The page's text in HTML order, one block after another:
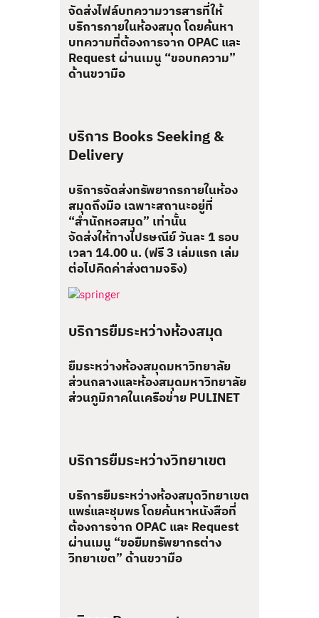
จัดส่งไฟล์บทความวารสารที่ให้
บริการภายในห้องสมุด โดยค้นหา
บทความที่ต้องการจาก OPAC และ
Request ผ่านเมนู “ขอบทความ”
ด้านขวามือ
บริการ Books Seeking &
Delivery
บริการจัดส่งทรัพยากรภายในห้อง
สมุดถึงมือ เฉพาะสถานะอยู่ที่
“สำนักหอสมุด” เท่านั้น
จัดส่งให้ทางไปรษณีย์ วันละ 1 รอบ
เวลา 14.00 น. (ฟรี 3 เล่มแรก เล่ม
ต่อไปคิดค่าส่งตามจริง)
บริการยืมระหว่างห้องสมุด
ยืมระหว่างห้องสมุดมหาวิทยาลัย
ส่วนกลางและห้องสมุดมหาวิทยาลัย
ส่วนภูมิภาคในเครือข่าย PULINET
บริการยืมระหว่างวิทยาเขต
บริการยืมระหว่างห้องสมุดวิทยาเขต
แพร่และชุมพร โดยค้นหาหนังสือที่
ต้องการจาก OPAC และ Request
ผ่านเมนู “ขอยืมทรัพยากรต่าง
วิทยาเขต” ด้านขวามือ